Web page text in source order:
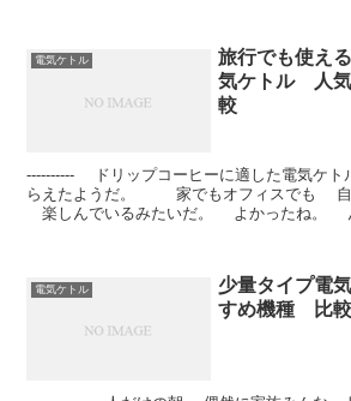
電気ケトル
旅行でも使え
気ケトル 人
較
---------- ドリップコーヒーに適した電気ケトル 友達にも喜んでも
らえたようだ。 家でもオフィスでも 自
楽しんでいるみたいだ。 よかったね。 ん？まだ何かあるの？
電気ケトル
少量タイプ電
すめ機種 比較